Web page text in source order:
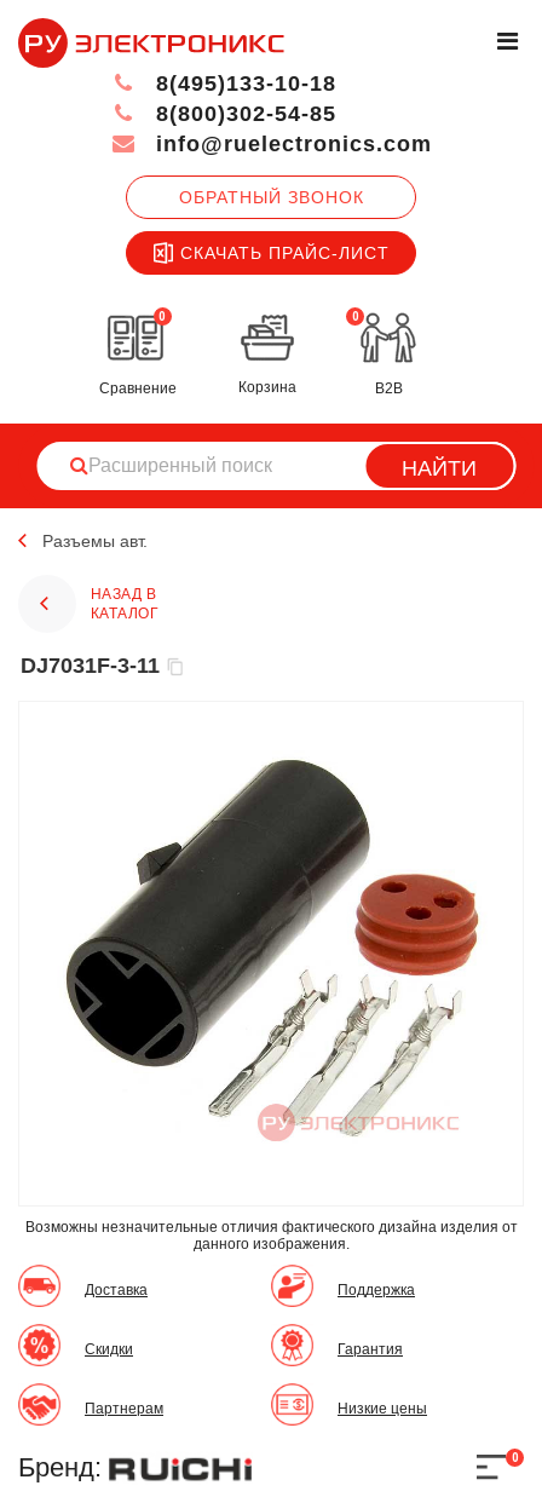
ОБРАТНЫЙ ЗВОНОК
СКАЧАТЬ ПРАЙС-ЛИСТ
8(495)133-10-18
8(800)302-54-85
info@ruelectronics.com
0
Сравнение
0
Корзина B2B
НАЙТИ
Разъемы авт.
НАЗАД В
КАТАЛОГ
DJ7031F-3-11
Возможны незначительные отличия фактического дизайна изделия от
данного изображения.
Доставка
Скидки
Партнерам
Поддержка
Гарантия
Низкие цены
Бренд: 0